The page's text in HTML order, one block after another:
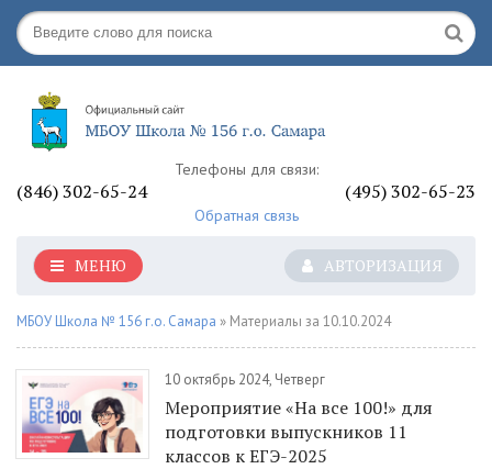
Телефоны для связи:
(846) 302-65-24 (495) 302-65-23
Обратная связь
АВТОРИЗАЦИЯ
МЕНЮ
МБОУ Школа № 156 г.о. Самара » Материалы за 10.10.2024
10 октябрь 2024, Четверг
Мероприятие «На все 100!» для
подготовки выпускников 11
классов к ЕГЭ-2025